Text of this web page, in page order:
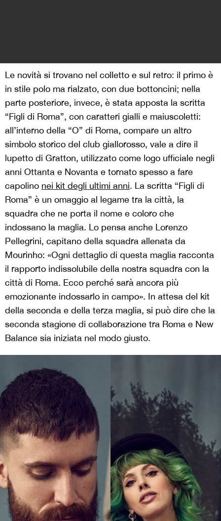
capolinonei kit degli ultimi anni. La scritta “Figli di
Roma” è un omaggio al legame tra la città, la
squadra che ne porta il nome e coloro che
indossano la maglia. Lo pensa anche Lorenzo
Pellegrini, capitano della squadra allenata da
Mourinho: «Ogni dettaglio di questa maglia racconta
il rapporto indissolubile della nostra squadra con la
città di Roma. Ecco perché sarà ancora più
emozionante indossarlo in campo». In attesa del kit
della seconda e della terza maglia, si può dire che la
seconda stagione di collaborazione tra Roma e New
Balance sia iniziata nel modo giusto.